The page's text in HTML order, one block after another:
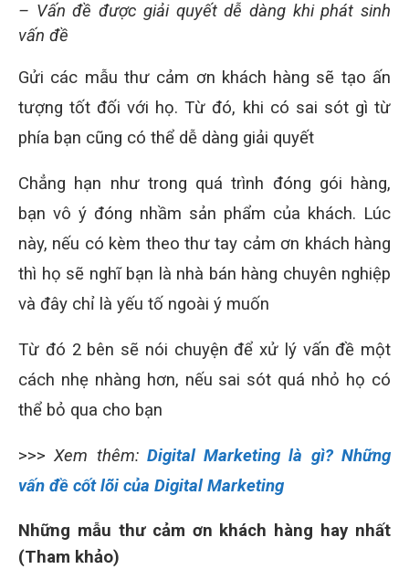
– Vấn đề được giải quyết dễ dàng khi phát sinh
vấn đề
Gửi các mẫu thư cảm ơn khách hàng sẽ tạo ấn
tượng tốt đối với họ. Từ đó, khi có sai sót gì từ
phía bạn cũng có thể dễ dàng giải quyết
Chẳng hạn như trong quá trình đóng gói hàng,
bạn vô ý đóng nhầm sản phẩm của khách. Lúc
này, nếu có kèm theo thư tay cảm ơn khách hàng
thì họ sẽ nghĩ bạn là nhà bán hàng chuyên nghiệp
và đây chỉ là yếu tố ngoài ý muốn
Từ đó 2 bên sẽ nói chuyện để xử lý vấn đề một
cách nhẹ nhàng hơn, nếu sai sót quá nhỏ họ có
thể bỏ qua cho bạn
>>>Xem thêm: Digital Marketing là gì? Những
vấn đề cốt lõi của Digital Marketing
Những mẫu thư cảm ơn khách hàng hay nhất
(Tham khảo)